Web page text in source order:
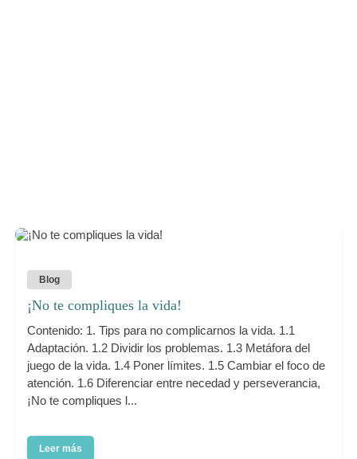
Blog
¡No te compliques la vida!
Contenido: 1. Tips para no complicarnos la vida. 1.1
Adaptación. 1.2 Dividir los problemas. 1.3 Metáfora del
juego de la vida. 1.4 Poner límites. 1.5 Cambiar el foco de
atención. 1.6 Diferenciar entre necedad y perseverancia,
¡No te compliques l...
Leer más